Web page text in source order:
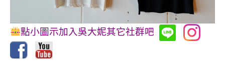
點小圖示加入吳大妮其它社群吧